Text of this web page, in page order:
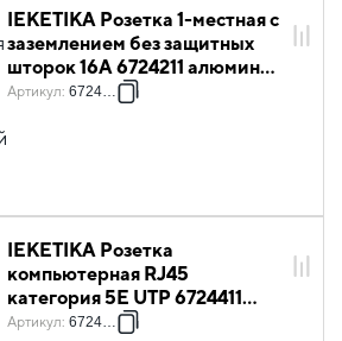
IEKETIKA Розетка 1-местная с
заземлением без защитных
шторок 16А 6724211 алюминий
IEK
Артикул: 6724211
IEKETIKA Розетка
компьютерная RJ45
категория 5Е UTP 6724411
алюминий IEK
Артикул: 6724411